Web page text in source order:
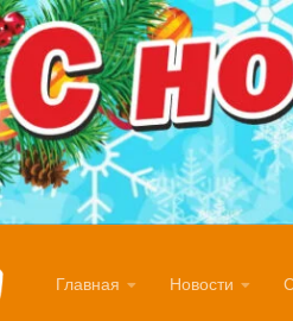
Главная Новости